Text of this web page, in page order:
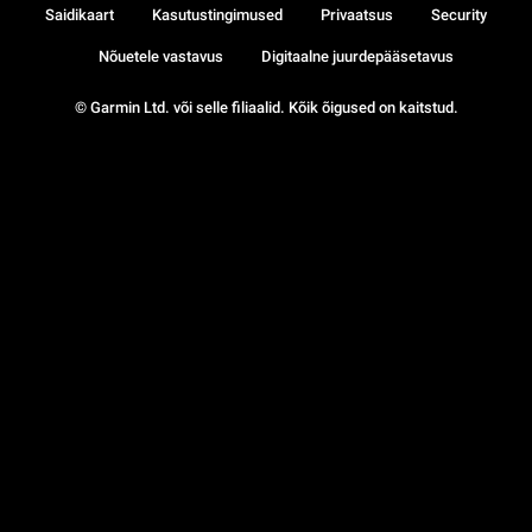
© Garmin Ltd. või selle filiaalid. Kõik õigused on kaitstud.
Saidikaart Kasutustingimused Privaatsus Security
Nõuetele vastavus Digitaalne juurdepääsetavus